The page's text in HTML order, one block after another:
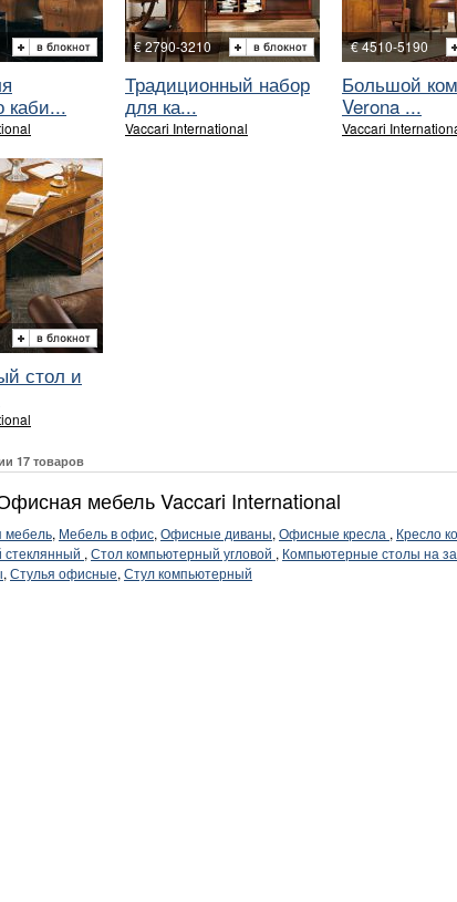
каби...
€ 2790-3210
Традиционный набор
для ка...
Vaccari International
€ 4510-5190
Большой
Verona ...
Vaccari
стол и
17 товаров
мебель Vaccari International
мебель, Мебель в офис, Офисные диваны, Офисные кресла , Кресло
, Стол компьютерный угловой , Компьютерные столы на
, Стулья офисные, Стул компьютерный